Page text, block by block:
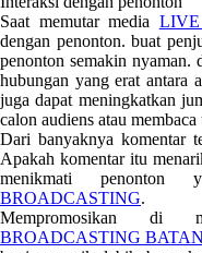
Saat memutar media
dengan penonton. buat
penonton semakin nyaman.
hubungan yang erat antara
juga dapat meningkatkan
calon audiens atau membaca
Dari banyaknya komentar
Apakah komentar itu
menikmati penonton
BROADCASTING.
Mempromosikan di
BROADCASTING